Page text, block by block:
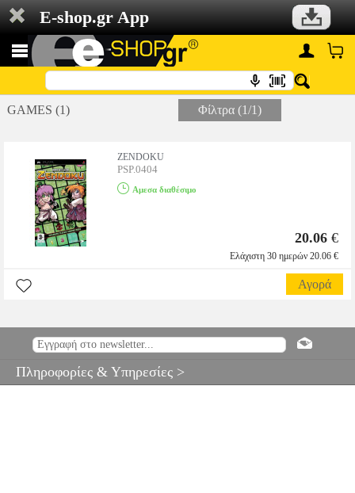
E-shop.gr App
GAMES (1) Φίλτρα (1/1)
ZENDOKU
PSP.0404
Αμεσα διαθέσιμο
20.06 €
Ελάχιστη 30 ημερών 20.06 €
Αγορά
Πληροφορίες & Υπηρεσίες >